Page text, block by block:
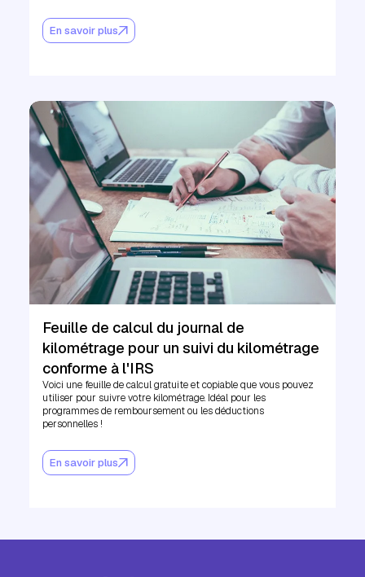
En savoir plus
Feuille de calcul du journal de
kilométrage pour un suivi du kilométrage
conforme à l'IRS
Voici une feuille de calcul gratuite et copiable que vous pouvez
utiliser pour suivre votre kilométrage. Idéal pour les
programmes de remboursement ou les déductions
personnelles !
En savoir plus